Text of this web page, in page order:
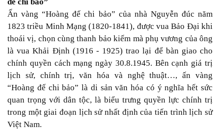
Ấn vàng “Hoàng đế chi bảo” của nhà Nguyễn đúc năm
1823 triều Minh Mạng (1820-1841), được vua Bảo Đại khi
thoái vị, chọn cùng thanh bảo kiếm mà phụ vương của ông
là vua Khải Định (1916 - 1925) trao lại để bàn giao cho
chính quyền cách mạng ngày 30.8.1945. Bên cạnh giá trị
lịch sử, chính trị, văn hóa và nghệ thuật…, ấn vàng
“Hoàng đế chi bảo” là di sản văn hóa có ý nghĩa hết sức
quan trọng với dân tộc, là biểu trưng quyền lực chính trị
trong một giai đoạn lịch sử nhất định của tiến trình lịch sử
Việt Nam.